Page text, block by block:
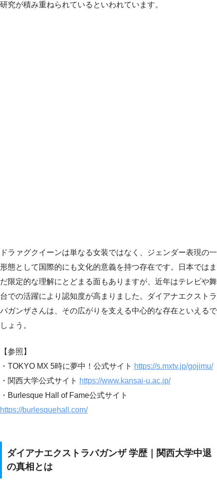
研究が積み重ねられているといわれています。
ドラァグクイーンは単なる女装ではなく、ジェンダー表現の一
形態として国際的にも文化的意義を持つ存在です。日本ではま
だ限定的な理解にとどまる面もありますが、近年はテレビや舞
台での活躍により認知度が高まりました。ダイアナエクストラ
バガンザさんは、その広がりを支える中心的な存在といえるで
しょう。
【参照】
・TOKYO MX 5時に夢中！公式サイト https://s.mxtv.jp/gojimu/
・関西大学公式サイト https://www.kansai-u.ac.jp/
・Burlesque Hall of Fame公式サイト
https://burlesquehall.com/
ダイアナエクストラバガンザ 学歴｜関西大学中退
の真相とは